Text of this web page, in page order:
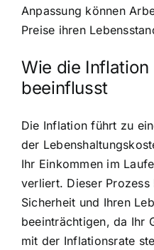
Anpassung können
Preise ihren
Wie die Inflation
beeinflusst
Die Inflation führt zu
der
Ihr Einkommen im
verliert. Dieser
Sicherheit und Ihren
beeinträchtigen, da Ihr
mit der Inflationsrate